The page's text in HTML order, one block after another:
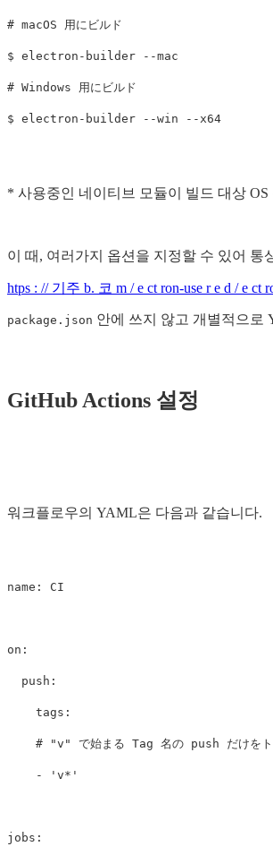
# macOS 用にビルド
$ electron-builder --mac
# Windows 用にビルド
$ electron-builder --win --x64
* 사용중인 네이티브 모듈이 빌드 대상
이 때, 여러가지 옵션을 지정할 수 있어 통
htps : // 기주 b. 코 m / e ct ron-use r e d / e ct
package.json 안에 쓰지 않고 개별적으로
GitHub Actions 설정
워크플로우의 YAML은 다음과 같습니다.
name : CI
on :
push :
tags :
# "v" で始まる Tag 名の push だけを
- ' v*'
jobs :